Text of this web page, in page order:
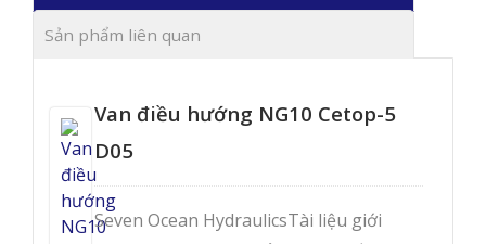
Sản phẩm liên quan
Van điều hướng NG10 Cetop-5
D05
Seven Ocean HydraulicsTài liệu giới